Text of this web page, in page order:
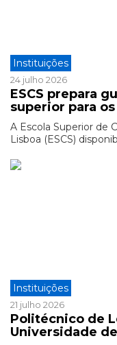
Instituições
24 julho 2026
ESCS prepara
superior para
A Escola Superior de
Lisboa (ESCS)
Instituições
21 julho 2026
Politécnico de
Universidade